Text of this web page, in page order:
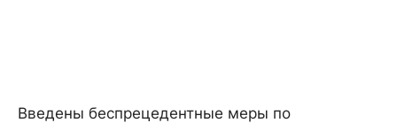
Введены беспрецедентные меры по